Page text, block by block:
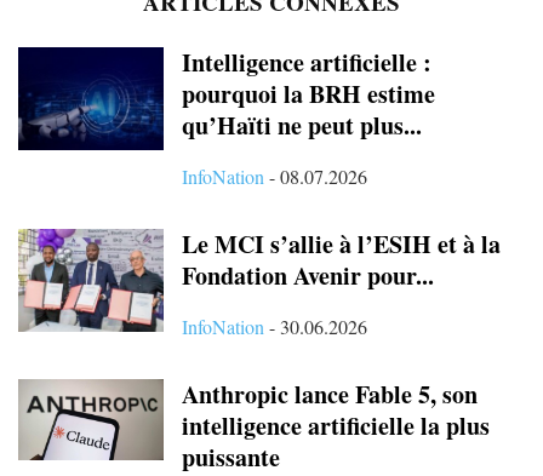
Intelligence artificielle :
pourquoi la BRH estime
qu’Haïti ne peut plus...
InfoNation -08.07.2026
Le MCI s’allie à l’ESIH et à la
Fondation Avenir pour...
InfoNation - 30.06.2026
Anthropic lance Fable 5, son
intelligence artificielle la plus
puissante